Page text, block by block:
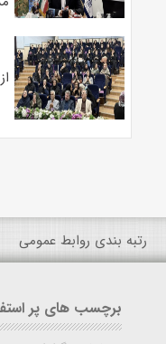
رتبه بندی روابط عمومی
برچسب های پر